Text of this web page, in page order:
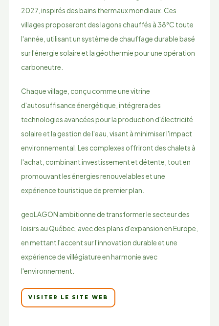
2027, inspirés des bains thermaux mondiaux. Ces
villages proposeront des lagons chauffés à 38°C toute
l'année, utilisant un système de chauffage durable basé
sur l'énergie solaire et la géothermie pour une opération
carboneutre.
Chaque village, conçu comme une vitrine
d'autosuffisance énergétique, intégrera des
technologies avancées pour la production d'électricité
solaire et la gestion de l'eau, visant à minimiser l'impact
environnemental. Les complexes offriront des chalets à
l'achat, combinant investissement et détente, tout en
promouvant les énergies renouvelables et une
expérience touristique de premier plan.
geoLAGON ambitionne de transformer le secteur des
loisirs au Québec, avec des plans d'expansion en Europe,
en mettant l'accent sur l'innovation durable et une
expérience de villégiature en harmonie avec
l'environnement.
VISITER LE SITE WEB